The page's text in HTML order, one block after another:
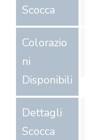
Scocca
Colorazio
ni
Disponibili
Dettagli
Scocca